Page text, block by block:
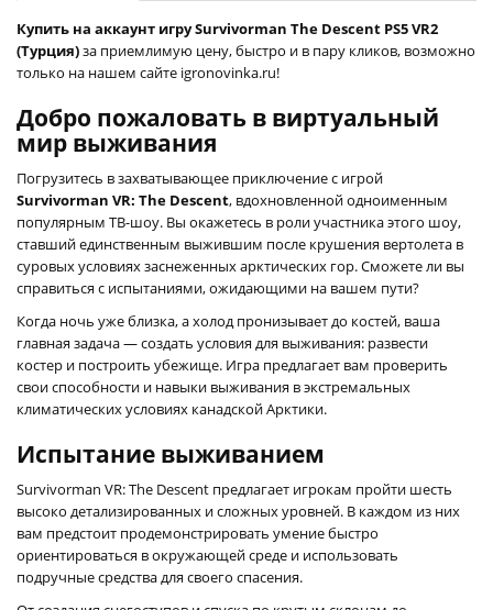
Купить на аккаунт игру Survivorman The Descent PS5 VR2
(Турция)за приемлимую цену, быстро и в пару кликов, возможно
только на нашем сайте igronovinka.ru!
Добро пожаловать в виртуальный
мир выживания
Погрузитесь в захватывающее приключение с игрой
Survivorman VR: The Descent, вдохновленной одноименным
популярным ТВ-шоу. Вы окажетесь в роли участника этого шоу,
ставший единственным выжившим после крушения вертолета в
суровых условиях заснеженных арктических гор. Сможете ли вы
справиться с испытаниями, ожидающими на вашем пути?
Когда ночь уже близка, а холод пронизывает до костей, ваша
главная задача — создать условия для выживания: развести
костер и построить убежище. Игра предлагает вам проверить
свои способности и навыки выживания в экстремальных
климатических условиях канадской Арктики.
Испытание выживанием
Survivorman VR: The Descent предлагает игрокам пройти шесть
высоко детализированных и сложных уровней. В каждом из них
вам предстоит продемонстрировать умение быстро
ориентироваться в окружающей среде и использовать
подручные средства для своего спасения.